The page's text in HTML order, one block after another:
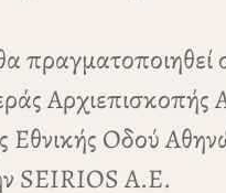
πραγματοποιηθεί
Εθνικής Οδού
SEIRIOS Α.Ε.